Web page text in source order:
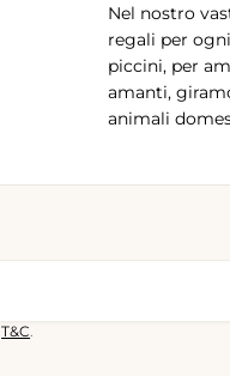
Nel nostro
regali per
piccini, per
amanti,
animali
T&C